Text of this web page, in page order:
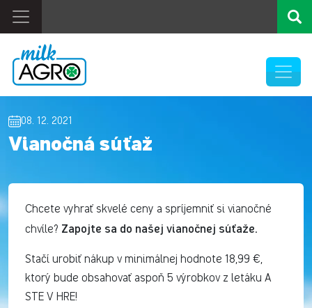
08. 12. 2021
Vianočná súťaž
Chcete vyhrať skvelé ceny a spríjemniť si vianočné
chvíle? Zapojte sa do našej vianočnej súťaže.
Stačí urobiť nákup v minimálnej hodnote 18,99 €,
ktorý bude obsahovať aspoň 5 výrobkov z letáku A
STE V HRE!